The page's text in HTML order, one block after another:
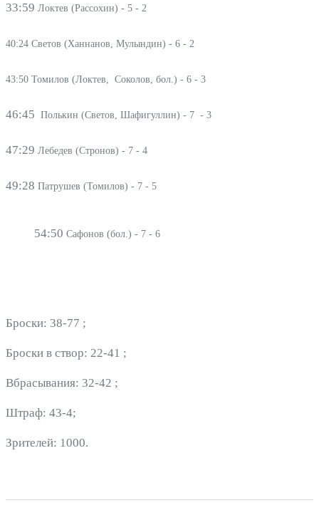
33:59 Локтев (Рассохин) - 5 - 2
40:24 Светов (Ханнанов, Мулындин) - 6 - 2
43:50 Томилов (Локтев, Соколов, бол.) - 6 - 3
46:45 Полькин (Светов, Шафигуллин) - 7 - 3
47:29 Лебедев (Стронов) - 7 - 4
49:28 Патрушев (Томилов) - 7 - 5
54:50 Сафонов (бол.) - 7 - 6
Броски: 38-77 ;
Броски в створ: 22-41 ;
Вбрасывания: 32-42 ;
Штраф: 43-4;
Зрителей: 1000.